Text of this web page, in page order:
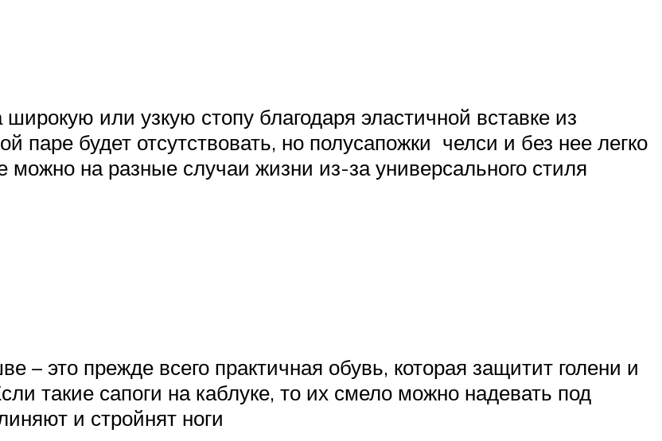
или узкую стопу благодаря эластичной вставке из
паре будет отсутствовать, но полусапожки челси и без нее легко
на разные случаи жизни из-за универсального стиля
это прежде всего практичная обувь, которая защитит голени и
такие сапоги на каблуке, то их смело можно надевать под
и стройнят ноги